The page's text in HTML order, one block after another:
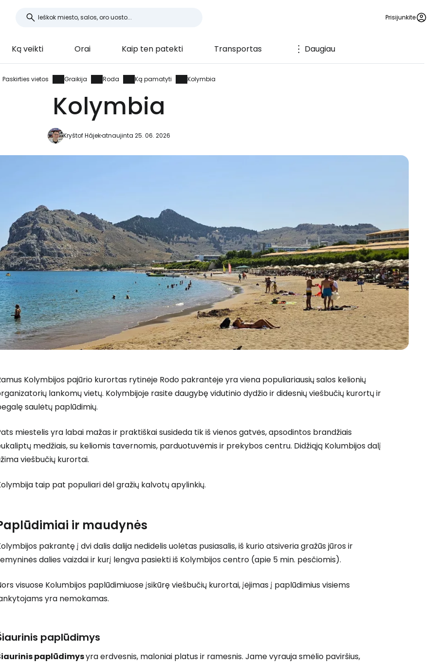
Prisijunkite
Ką veikti Orai Kaip ten patekti Transportas Daugiau
Paskirties vietos Graikija Roda Ką pamatyti Kolymbia
Kolymbia
Kryštof Hájekatnaujinta 25. 06. 2026
Kolymbijos pajūrio kurortas rytinėje Rodo pakrantėje yra viena populiariausių salos kelionių
lankomų vietų. Kolymbijoje rasite daugybę vidutinio dydžio ir didesnių viešbučių kurortų ir
saulėtų paplūdimių.
miestelis yra labai mažas ir praktiškai susideda tik iš vienos gatvės, apsodintos brandžiais
medžiais, su keliomis tavernomis, parduotuvėmis ir prekybos centru. Didžiąją Kolumbijos dalį
viešbučių kurortai.
taip pat populiari dėl gražių kalvotų apylinkių.
ir maudynės
pakrantę į dvi dalis dalija nedidelis uolėtas pusiasalis, iš kurio atsiveria gražūs jūros ir
dalies vaizdai ir kurį lengva pasiekti iš Kolymbijos centro (apie 5 min. pėsčiomis).
visuose Kolumbijos paplūdimiuose įsikūrę viešbučių kurortai, įėjimas į paplūdimius visiems
yra nemokamas.
paplūdimys
paplūdimysyra erdvesnis, maloniai platus ir ramesnis. Jame vyrauja smėlio paviršius,